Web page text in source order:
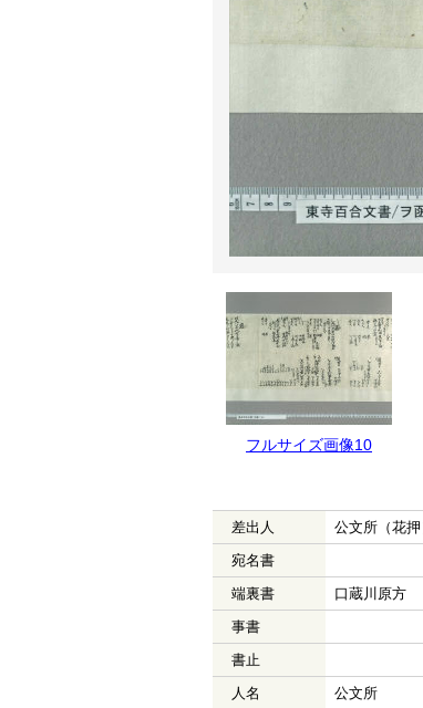
フルサイズ画像10
差出人
公文所（花押
宛名書
端裏書
口蔵川原方
事書
書止
人名
公文所